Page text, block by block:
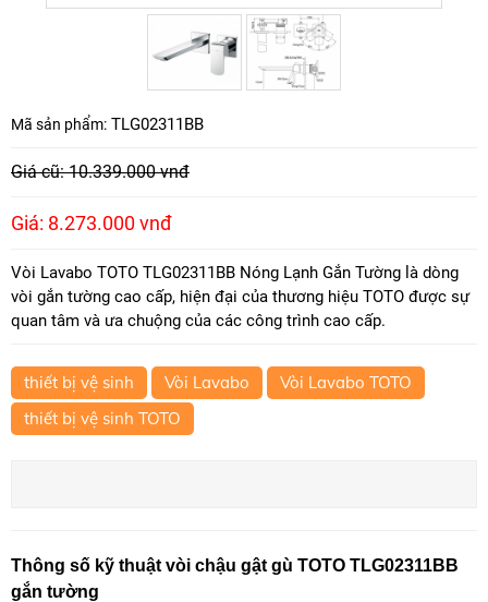
Mã sản phẩm: TLG02311BB
Giá cũ: 10.339.000 vnđ
Giá: 8.273.000 vnđ
Vòi Lavabo TOTO TLG02311BB Nóng Lạnh Gắn Tường là dòng
vòi gắn tường cao cấp, hiện đại của thương hiệu TOTO được sự
quan tâm và ưa chuộng của các công trình cao cấp.
thiết bị vệ sinh Vòi Lavabo
Vòi Lavabo TOTO
thiết bị vệ sinh TOTO
Thông số kỹ thuật vòi chậu gật gù TOTO TLG02311BB
gắn tường